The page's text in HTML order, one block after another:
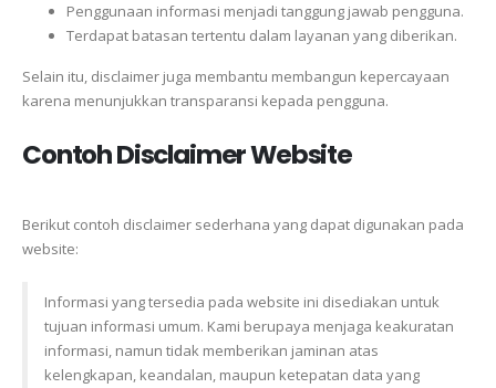
Penggunaan informasi menjadi tanggung jawab pengguna.
Terdapat batasan tertentu dalam layanan yang diberikan.
Selain itu, disclaimer juga membantu membangun kepercayaan
karena menunjukkan transparansi kepada pengguna.
Contoh Disclaimer Website
Berikut contoh disclaimer sederhana yang dapat digunakan pada
website:
Informasi yang tersedia pada website ini disediakan untuk
tujuan informasi umum. Kami berupaya menjaga keakuratan
informasi, namun tidak memberikan jaminan atas
kelengkapan, keandalan, maupun ketepatan data yang